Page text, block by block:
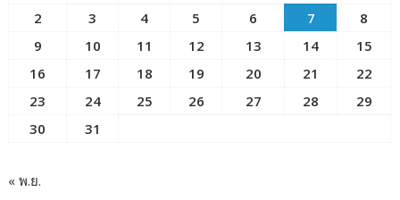
2
3 4 5 6 7
8
9
10 11 12 13 14
15
16
17 18 19 20 21
22
23
24 25 26 27 28
29
30
31
« พ.ย.